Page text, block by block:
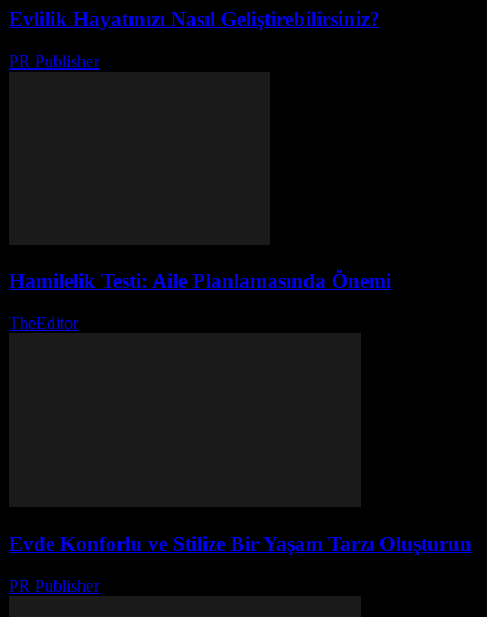
Evlilik Hayatınızı Nasıl Geliştirebilirsiniz?
PR Publisher-
Hamilelik Testi: Aile Planlamasında Önemi
TheEditor-
Evde Konforlu ve Stilize Bir Yaşam Tarzı Oluşturun
PR Publisher-